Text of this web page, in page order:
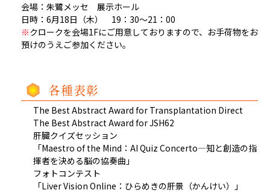
会場：朱鷺メッセ 展示ホール
日時：6月18日（木） 19：30～21：00
※クロークを会場1Fにご用意しておりますので、お手荷物をお
預けのうえご参加ください。
各種表彰
The Best Abstract Award for Transplantation Direct
The Best Abstract Award for JSH62
肝臓クイズセッション
「Maestro of the Mind：AI Quiz Concerto―知と創造の指
揮者を決める脳の協奏曲」
フォトコンテスト
「Liver Vision Online：ひらめきの肝景（かんけい）」